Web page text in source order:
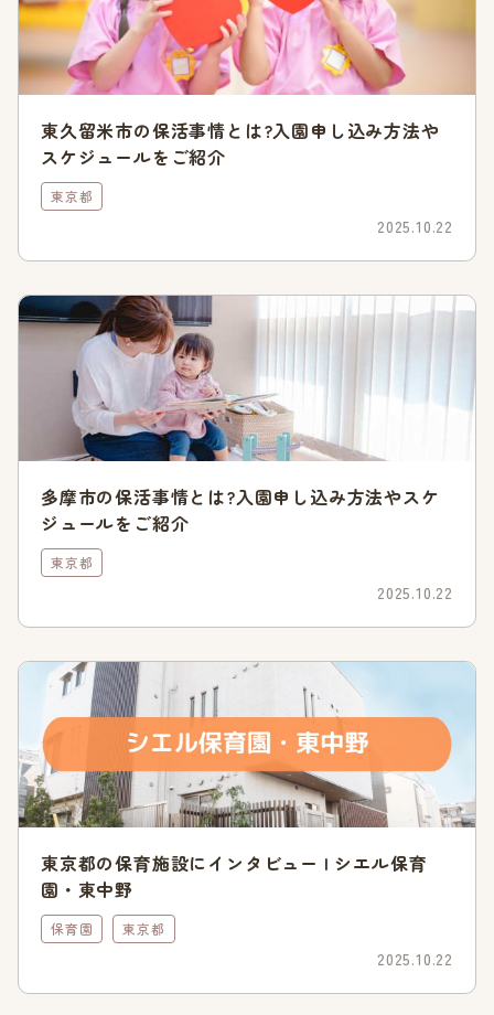
年によってスケジュールは変わるため、下記で紹介しているも
のはあくまで目安です。
申請の申込み締切:11月中旬頃
入園可否通知発送:1月下旬頃
以下では、令和4年の4月1日から保育園の利用を希望する場合
のスケジュールを参考に紹介します。世田谷区に限らず、保活
はスケジュールを把握して早めに動くことが重要です。ぜひ、
保育園入園申込み一次受付の開始
は、令和3年9月2日から開始されました。ほかの自治体と比べ
ると、早めにスタートしている印象です。
郵送の場合は11月8日(消印有効)、窓口の場合は11月22日が締
切日でした。
申込み期間は長めに設定されていますが、早めに保活は進めて
いきましょう。
保育園の内定通知の発送
令和4年4月入園開始の場合、保育園の結果は令和4年1月27日
には出ていたようです。郵送されてくるまで時間がかかるケー
スもありますが、保育認定・調整課入園担当に電話をすること
東久留米市の保活事情とは?入園申し込み方法や
スケジュールをご紹介
東京都
2025.10.22
多摩市の保活事情とは?入園申し込み方法やスケ
ジュールをご紹介
東京都
2025.10.22
東京都の保育施設にインタビュー | シエル保育
園・東中野
保育園 東京都
2025.10.22